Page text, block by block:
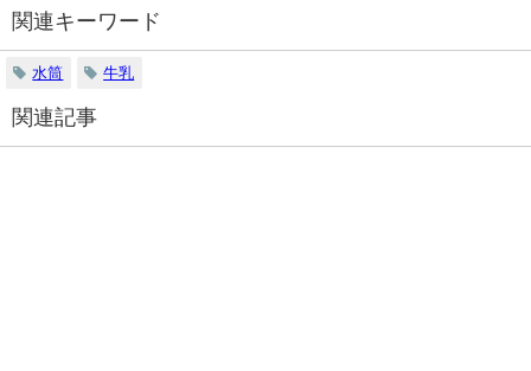
関連キーワード
水筒 牛乳
関連記事